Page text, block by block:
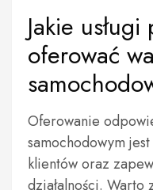
Jakie
oferować
Oferowanie
samochodowym
klientów oraz
działalności. Warto